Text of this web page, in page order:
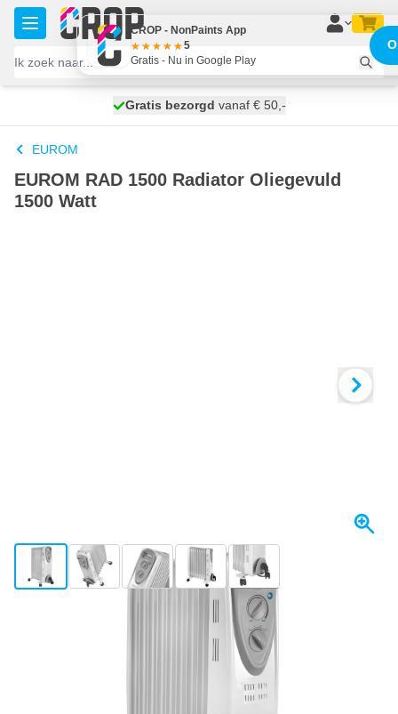
Ga naar de inhoud
morgen bezorgd
Gratis bezorgd vanaf € 50,-
100 dagen
EUROM
EUROM RAD 1500 Radiator Oliegevuld
1500 Watt
View larger imageView larger imageView larger imageView larger image
+2
In mijn winkelwagen
CROP - NonPaints App
5
Gratis - Nu in Google Play